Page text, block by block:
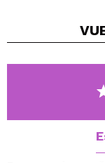
las cejas, de
perfectos con
conseguir